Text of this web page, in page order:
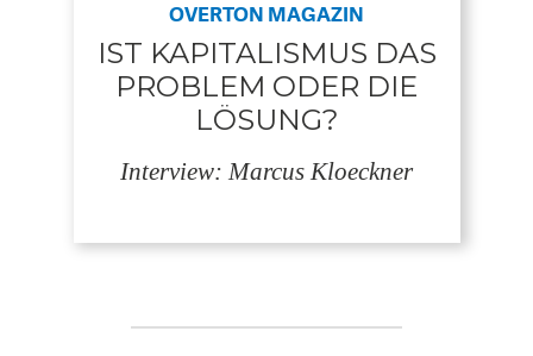
OVERTON MAGAZIN
IST KAPITALISMUS DAS
PROBLEM ODER DIE
LÖSUNG?
Interview: Marcus Kloeckner